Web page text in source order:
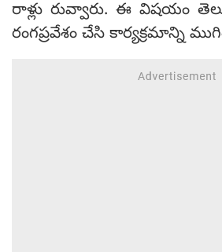
రాళ్లు రువ్వారు. ఈ విషయం
రంగప్రవేశం చేసి కార్యక్రమాన్ని